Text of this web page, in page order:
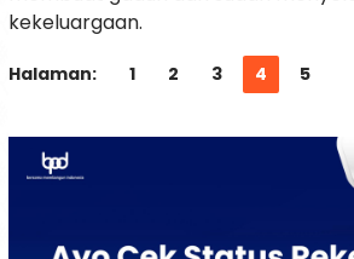
kekeluargaan.
Halaman: 1 2 3 4 5